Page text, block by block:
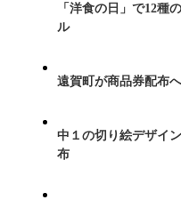
「洋食の日」で12
ル
遠賀町が商品券配布
中１の切り絵デザイ
布